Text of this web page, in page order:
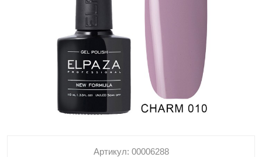
Артикул: 00006288